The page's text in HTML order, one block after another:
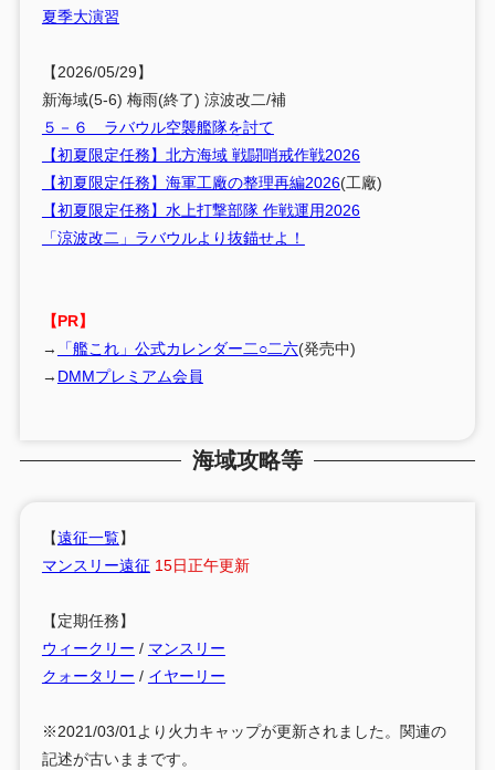
夏季大演習
【2026/05/29】
新海域(5-6) 梅雨(終了) 涼波改二/補
５－６ ラバウル空襲艦隊を討て
【初夏限定任務】北方海域 戦闘哨戒作戦2026
【初夏限定任務】海軍工廠の整理再編2026(工廠)
【初夏限定任務】水上打撃部隊 作戦運用2026
「涼波改二」ラバウルより抜錨せよ！
【PR】
→
「艦これ」公式カレンダー二○二六(発売中)
→ DMMプレミアム会員
海域攻略等
【遠征一覧】
マンスリー遠征 15日正午更新
【定期任務】
ウィークリー / マンスリー
クォータリー / イヤーリー
※2021/03/01より火力キャップが更新されました。関連の
記述が古いままです。